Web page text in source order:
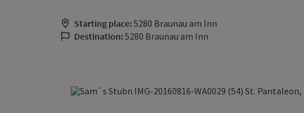
Starting place:5280 Braunau am Inn
Destination:5280 Braunau am Inn